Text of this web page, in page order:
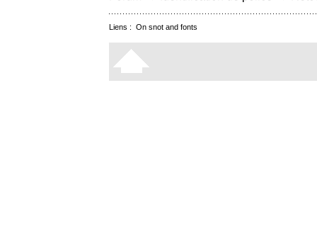
Liens : On snot and fonts